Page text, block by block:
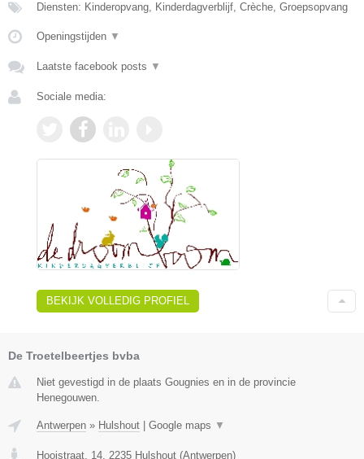
Diensten: Kinderopvang, Kinderdagverblijf, Crèche, Groepsopvang
Openingstijden ▼
Laatste facebook posts ▼
Sociale media:
BEKIJK VOLLEDIG PROFIEL
De Troetelbeertjes bvba
Niet gevestigd in de plaats Gougnies en in de provincie
Henegouwen.
Antwerpen » Hulshout Google maps ▼
Hooistraat, 14 2235 Hulshout (Antwerpen)